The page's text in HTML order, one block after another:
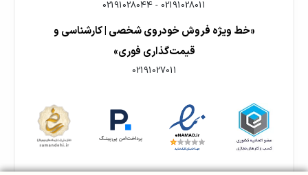
02191028011
-
02191028044
«خط ویژه فروش خودروی شخصی | کارشناسی و
قیمت‌گذاری فوری»
02191027011